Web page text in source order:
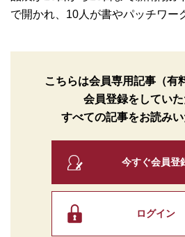
で開かれ、10人が書やパッチワー
こちらは会員専用記事（有
会員登録をしていた
すべての記事をお読みい
今すぐ会員登
ログイン